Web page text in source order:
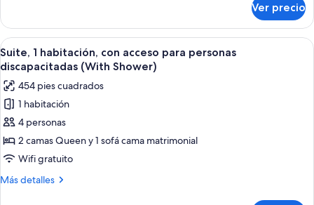
size
y
sofá
cama,
con
acceso
para
personas
discapacitadas
(With
Shower)
estudio,
cama
King
y
sofá
cama,
con
acceso
personas
discapacitadas
Ver precio
Abrir
todas
las
fotos
de
Suite,
1
habitación,
con
Habitación de hotel con una cama
8
Suite, 1 habitación, con acceso para personas
discapacitadas (With Shower)
454 pies cuadrados
1 habitación
4 personas
2 camas Queen y 1 sofá cama matrimonial
Wifi gratuito
Más detalles
Más